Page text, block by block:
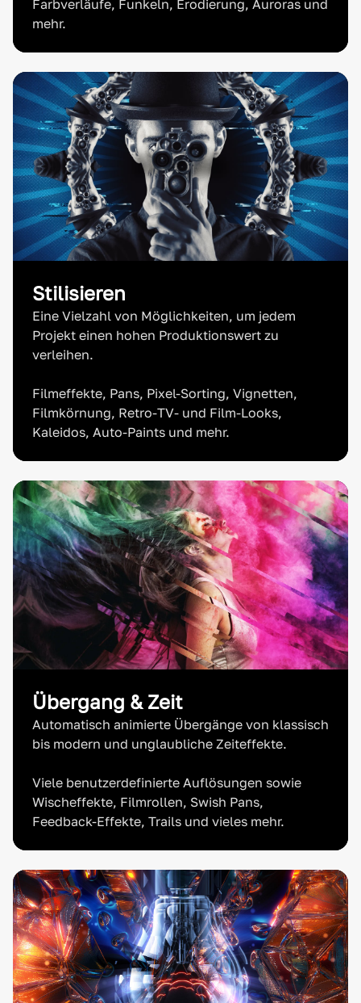
Farbverläufe, Funkeln, Erodierung, Auroras und
mehr.
Stilisieren
Eine Vielzahl von Möglichkeiten, um jedem
Projekt einen hohen Produktionswert zu
verleihen.
Filmeffekte, Pans, Pixel-Sorting, Vignetten,
Filmkörnung, Retro-TV- und Film-Looks,
Kaleidos, Auto-Paints und mehr.
Übergang & Zeit
Automatisch animierte Übergänge von klassisch
bis modern und unglaubliche Zeiteffekte.
Viele benutzerdefinierte Auflösungen sowie
Wischeffekte, Filmrollen, Swish Pans,
Feedback-Effekte, Trails und vieles mehr.